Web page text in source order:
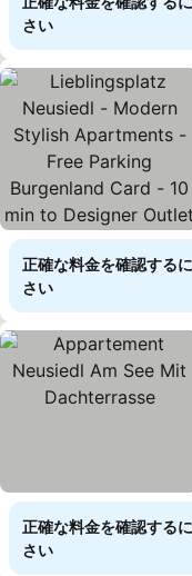
さい
正確な料金を確認する
さい
正確な料金を確認する
さい